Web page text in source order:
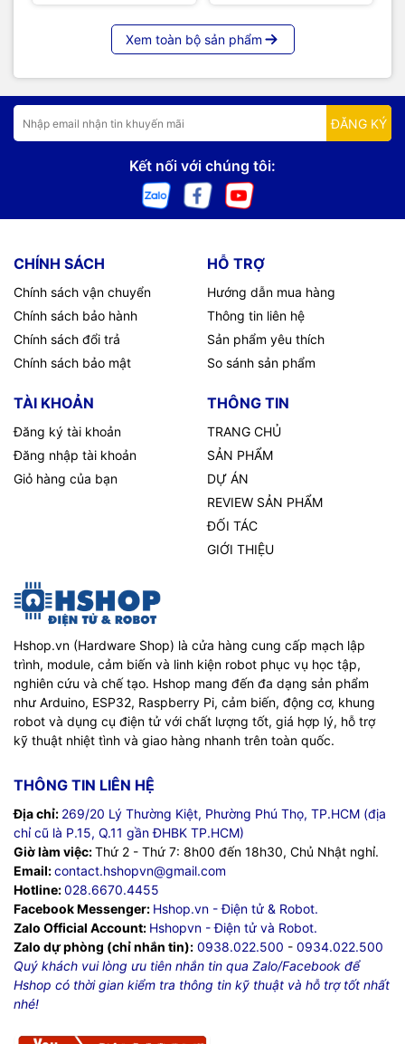
Xem toàn bộ sản phẩm
ĐĂNG KÝ
Kết nối với chúng tôi:
CHÍNH SÁCH
Chính sách vận chuyển
Chính sách bảo hành
Chính sách đổi trả
Chính sách bảo mật
HỖ TRỢ
Hướng dẫn mua hàng
Thông tin liên hệ
Sản phẩm yêu thích
So sánh sản phẩm
TÀI KHOẢN
Đăng ký tài khoản
Đăng nhập tài khoản
Giỏ hàng của bạn
THÔNG TIN
TRANG CHỦ
SẢN PHẨM
DỰ ÁN
REVIEW SẢN PHẨM
ĐỐI TÁC
GIỚI THIỆU
Hshop.vn (Hardware Shop) là cửa hàng cung cấp mạch lập
trình, module, cảm biến và linh kiện robot phục vụ học tập,
nghiên cứu và chế tạo. Hshop mang đến đa dạng sản phẩm
như Arduino, ESP32, Raspberry Pi, cảm biến, động cơ, khung
robot và dụng cụ điện tử với chất lượng tốt, giá hợp lý, hỗ trợ
kỹ thuật nhiệt tình và giao hàng nhanh trên toàn quốc.
THÔNG TIN LIÊN HỆ
Địa chỉ: 269/20 Lý Thường Kiệt, Phường Phú Thọ, TP.HCM (địa
chỉ cũ là P.15, Q.11 gần ĐHBK TP.HCM)
Giờ làm việc:Thứ 2 - Thứ 7: 8h00 đến 18h30, Chủ Nhật nghỉ.
Email:contact.hshopvn@gmail.com
Hotline:028.6670.4455
Facebook Messenger: Hshop.vn - Điện tử & Robot.
Zalo Official Account: Hshopvn - Điện tử và Robot.
Zalo dự phòng (chỉ nhắn tin): 0938.022.500 - 0934.022.500
Quý khách vui lòng ưu tiên nhắn tin qua Zalo/Facebook để
Hshop có thời gian kiểm tra thông tin kỹ thuật và hỗ trợ tốt nhất
nhé!